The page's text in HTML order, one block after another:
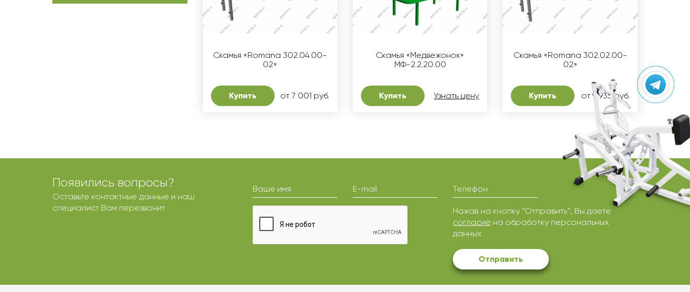
Скамья «Romana 302.04.00-
02»
Купить от 7 001 руб.
Скамья «Медвежонок»
МФ-2.2.20.00
Купить Узнать цену
Скамья «Romana 302.02.00-
02»
Купить от 9 935 руб.
Появились вопросы?
Оставьте контактные данные и наш
специалист Вам перезвонит
Ваше имя E-mail Телефон
Нажав на кнопку “Отправить”, Вы даете
согласие на обработку персональных
данных
Отправить